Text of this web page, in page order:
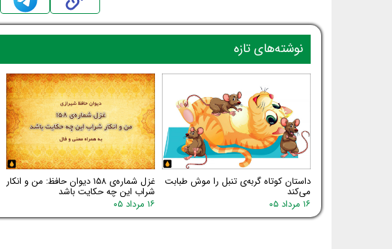
داستان کوتاه گربه‌ی تنبل را موش طبابت
می‌کند
۱۶ مرداد ۰۵
غزل شماره‌ی ۱۵۸ دیوان حافظ: من و انکار
شراب این چه حکایت باشد
۱۶ مرداد ۰۵
نوشته‌های تازه